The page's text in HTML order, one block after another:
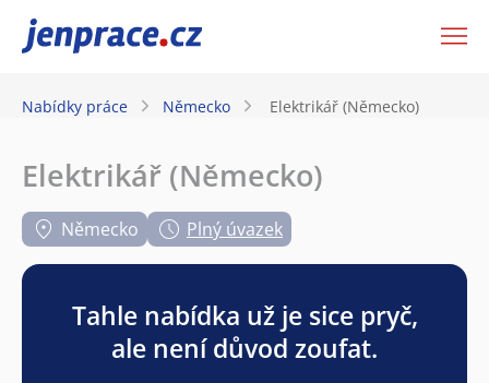
JenPráce.cz
Nabídky práce Německo Elektrikář (Německo)
Elektrikář (Německo)
Německo Plný úvazek
Tahle nabídka už je sice pryč,
ale není důvod zoufat.